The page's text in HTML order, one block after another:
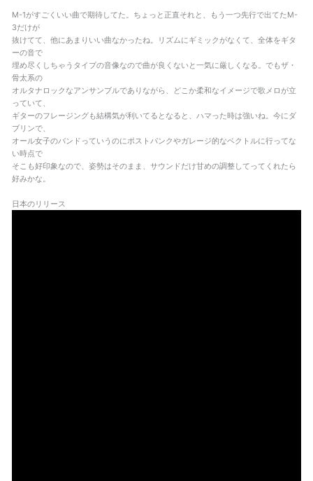
M-1がすごくいい曲で期待してた。ちょっと正直それと、もう一つ先行で出てたM-
3だけが
抜けてて、他にあまりいい曲なかったね。リズムにギミックがなくて、全体をギタ
ーの音で
埋め尽くしちゃうタイプの音像なので曲が良くないと一気に厳しくなる。でもザ・
骨太系の
オルタナロックなアンサンブルでありながら、どこか柔和なイメージで歌メロが立
っていて、
ギターのフレージングも結構気が利いてるとなると、ハマった時は強いね。今にダ
ブリンで、
オール女子のバンドっていうのにポストパンクやガレージ的なベクトルに行ってな
い時点で
そこも好印象なので、姿勢はそのまま、サウンドだけ甘めの調整してってくれたら
好みかな。
日本のリリース